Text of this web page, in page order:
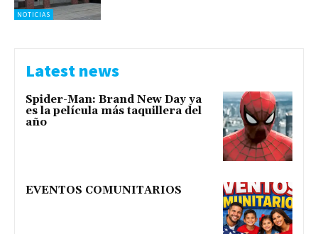
NOTICIAS
Latest news
Spider-Man: Brand New Day ya
es la película más taquillera del
año
EVENTOS COMUNITARIOS